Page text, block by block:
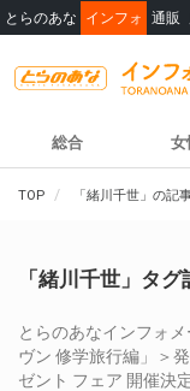
とらのあな インフォ 通販
総合 女
TOP 「緒川千世」の記
「緒川千世」タ
とらのあなインフォ
ヴン 修学旅行編」＞
ゼント フェア 開催決